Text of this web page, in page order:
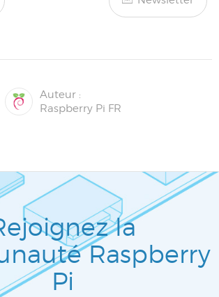
Auteur :
Raspberry Pi FR
la
Raspberry
Pi